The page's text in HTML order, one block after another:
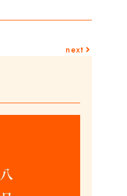
next